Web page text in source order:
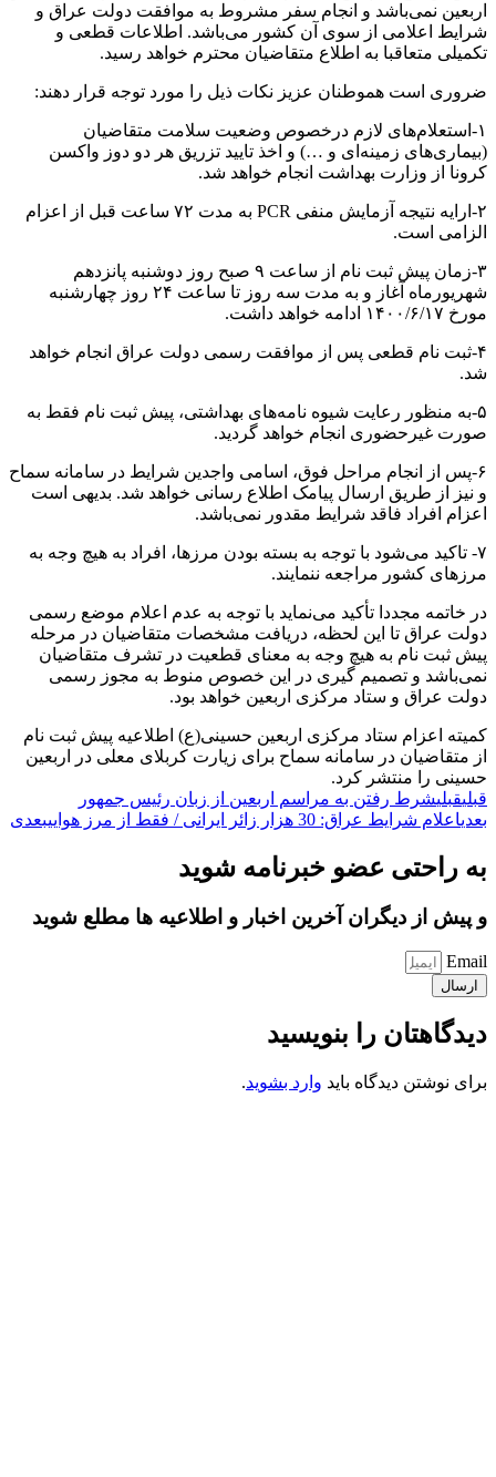
اربعین نمی‌باشد و انجام سفر مشروط به موافقت دولت عراق و
شرایط اعلامی از سوی آن کشور می‌باشد. اطلاعات قطعی و
تکمیلی متعاقبا به اطلاع متقاضیان محترم خواهد رسید.
ضروری است هموطنان عزیز نکات ذیل را مورد توجه قرار دهند:
۱-استعلام‌های لازم درخصوص وضعیت سلامت متقاضیان
(بیماری‌های زمینه‌ای و …) و اخذ تایید تزریق هر دو دوز واکسن
کرونا از وزارت بهداشت انجام خواهد شد.
۲-ارایه نتیجه آزمایش منفی PCR به مدت ۷۲ ساعت قبل از اعزام
الزامی است.
۳-زمان پیش ثبت نام از ساعت ۹ صبح روز دوشنبه پانزدهم
شهریورماه آغاز و به مدت سه روز تا ساعت ۲۴ روز چهارشنبه
مورخ ۱۴۰۰/۶/۱۷ ادامه خواهد داشت.
۴-ثبت نام قطعی پس از موافقت رسمی دولت عراق انجام خواهد
شد.
۵-به منظور رعایت شیوه نامه‌های بهداشتی، پیش ثبت نام فقط به
صورت غیرحضوری انجام خواهد گردید.
۶-پس از انجام مراحل فوق، اسامی واجدین شرایط در سامانه سماح
و نیز از طریق ارسال پیامک اطلاع رسانی خواهد شد. بدیهی است
اعزام افراد فاقد شرایط مقدور نمی‌باشد.
۷- تاکید می‌شود با توجه به بسته بودن مرزها، افراد به هیچ وجه به
مرز‌های کشور مراجعه ننمایند.
در خاتمه مجددا تأکید می‌نماید با توجه به عدم اعلام موضع رسمی
دولت عراق تا این لحظه، دریافت مشخصات متقاضیان در مرحله
پیش ثبت نام به هیچ وجه به معنای قطعیت در تشرف متقاضیان
نمی‌باشد و تصمیم گیری در این خصوص منوط به مجوز رسمی
دولت عراق و ستاد مرکزی اربعین خواهد بود.
کمیته اعزام ستاد مرکزی اربعین حسینی(ع) اطلاعیه پیش ثبت نام
از متقاضیان در سامانه سماح برای زیارت کربلای معلی در اربعین
حسینی را منتشر کرد.
قبلیقبلیشرط رفتن به مراسم اربعین از زبان رئیس جمهور
بعدیاعلام شرایط عراق: 30 هزار زائر ایرانی / فقط از مرز هوایی بعدی
به راحتی عضو خبرنامه شوید
و پیش از دیگران آخرین اخبار و اطلاعیه ها مطلع شوید
Email
ارسال
دیدگاهتان را بنویسید
برای نوشتن دیدگاه باید وارد بشوید.